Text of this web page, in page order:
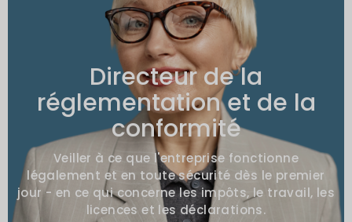
Directeur de la
réglementation et de la
conformité
Veiller à ce que l'entreprise fonctionne
légalement et en toute sécurité dès le premier
jour - en ce qui concerne les impôts, le travail, les
licences et les déclarations.
Mandats types
Retard de recettes dû à l'absence de
permis
Incertitude en matière de paie ou de
conformité fiscale
Expansion sur les marchés sensibles